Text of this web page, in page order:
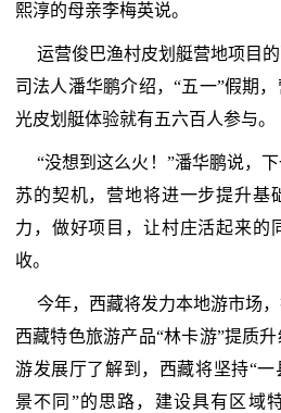
熙淳的母亲李梅英说。
运营俊巴渔村皮划艇营地项目
司法人潘华鹏介绍，“五一”假期
光皮划艇体验就有五六百人参与。
“没想到这么火！”潘华鹏说，
苏的契机，营地将进一步提升基
力，做好项目，让村庄活起来的
收。
今年，西藏将发力本地游市场
西藏特色旅游产品“林卡游”提质
游发展厅了解到，西藏将坚持“
景不同”的思路，建设具有区域